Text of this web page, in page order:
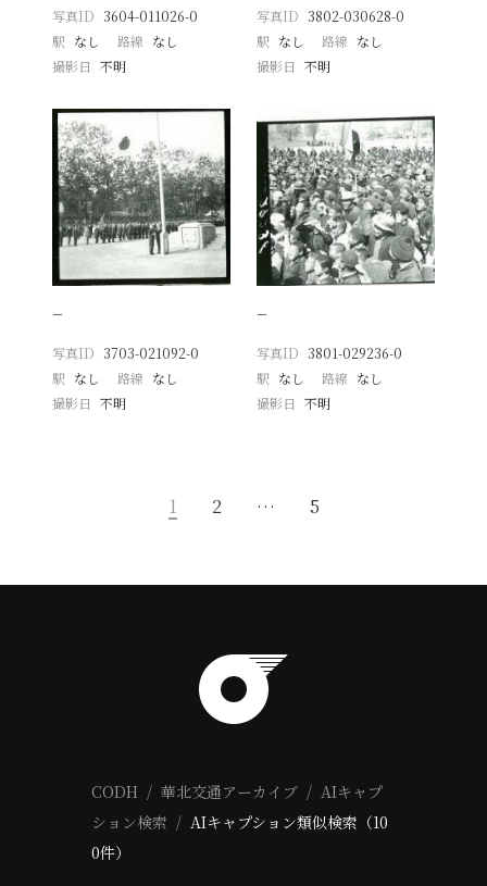
写真ID 3604-011026-0
駅 なし 路線 なし
撮影日
不明
写真ID 3802-030628-0
駅 なし 路線 なし
撮影日 不明
−
写真ID 3703-021092-0
駅 なし 路線 なし
撮影日
不明
−
写真ID 3801-029236-0
駅 なし 路線 なし
撮影日 不明
1 2 … 5
CODH 華北交通アーカイブ
AIキャプ
ション検索
AIキャプション類似検索（10
0件）